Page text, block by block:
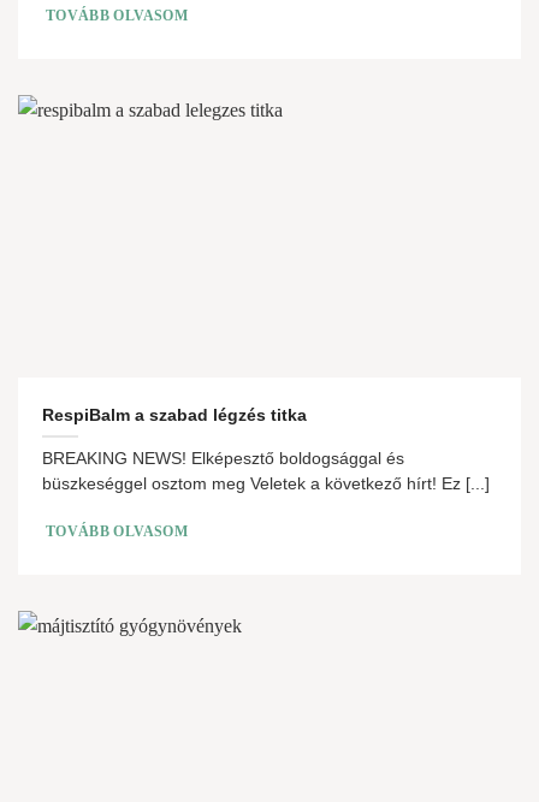
TOVÁBB OLVASOM
RespiBalm a szabad légzés titka
BREAKING NEWS! Elképesztő boldogsággal és
büszkeséggel osztom meg Veletek a következő hírt! Ez [...]
TOVÁBB OLVASOM